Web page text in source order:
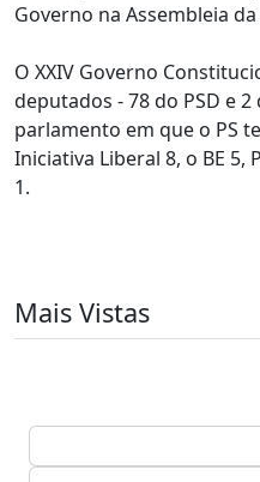
Governo na Assembleia
O XXIV Governo
deputados - 78 do PSD e 2
parlamento em que o PS
Iniciativa Liberal 8, o BE 5,
1.
Mais Vistas